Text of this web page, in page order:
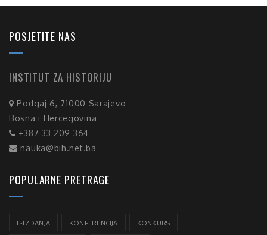
POSJETITE NAS
INSTITUT ZA HISTORIJU
Podgaj 6, 71000 Sarajevo
Bosna i Hercegovina
+387 33 209 364
nauka@bih.net.ba
POPULARNE PRETRAGE
E-IZDANJA KONFERENCIJA KONKURS